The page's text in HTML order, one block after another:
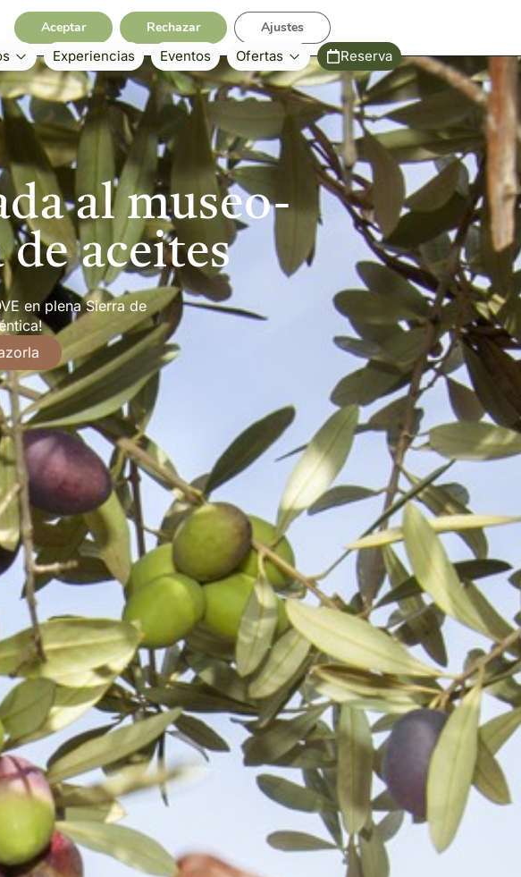
Fotos
Experiencias Eventos Ofertas Reserva
al museo-
aceites
en plena Sierra de
Aceptar Rechazar Ajustes